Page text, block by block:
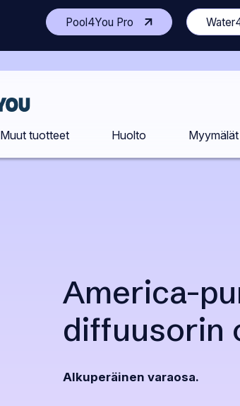
Pool4You Pro (Avaa
toisen
sivuston
uudelle
Etusivu
Muut tuotteet Huolto Myymälät
America-
diffuusorin
Alkuperäinen varaosa.